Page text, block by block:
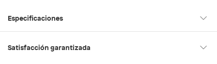
Especificaciones
Hecho en
Satisfacción garantizada